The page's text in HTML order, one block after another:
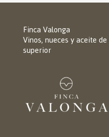
Finca Valonga
Vinos, nueces y aceite
superior